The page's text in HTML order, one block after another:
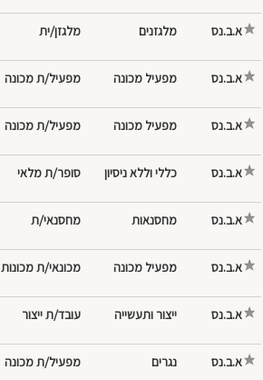
א.ב.נס מלגזנים מלגזן/ית
א.ב.נס מפעיל/ת מכונה
א.ב.נס מפעיל/ת מכונה
א.ב.נס כללי וללא ניסיון סופר/ת מלאי
א.ב.נס מחסנאות מחסנאי/ת
א.ב.נס מכונאי/ת מכונות
א.ב.נס ייצור ותעשייה עובד/ת ייצור
א.ב.נס נגרים מפעיל/ת מכונה